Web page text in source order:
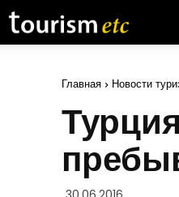
Главная Новости